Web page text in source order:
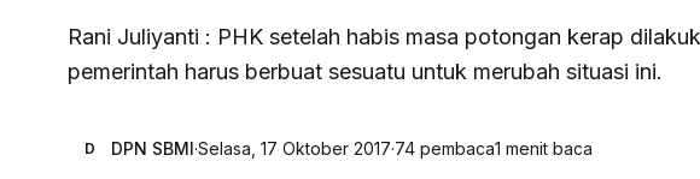
Rani Juliyanti : PHK setelah habis masa potongan kerap
pemerintah harus berbuat sesuatu untuk merubah situasi ini.
D DPN SBMI·Selasa, 17 Oktober 2017·74 pembaca1 menit baca